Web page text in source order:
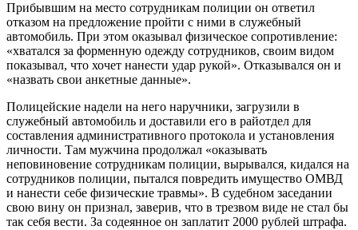
Прибывшим на место сотрудникам полиции он ответил
отказом на предложение пройти с ними в служебный
автомобиль. При этом оказывал физическое сопротивление:
«хватался за форменную одежду сотрудников, своим видом
показывал, что хочет нанести удар рукой». Отказывался он и
«назвать свои анкетные данные».
Полицейские надели на него наручники, загрузили в
служебный автомобиль и доставили его в райотдел для
составления административного протокола и установления
личности. Там мужчина продолжал «оказывать
неповиновение сотрудникам полиции, вырывался, кидался на
сотрудников полиции, пытался повредить имущество ОМВД
и нанести себе физические травмы». В судебном заседании
свою вину он признал, заверив, что в трезвом виде не стал бы
так себя вести. За содеянное он заплатит 2000 рублей штрафа.